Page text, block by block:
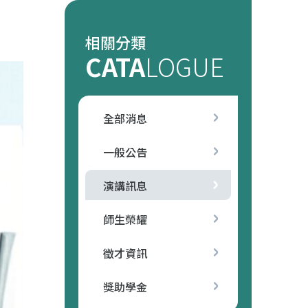
相關分類
CATALOGUE
全部消息
一般公告
演講訊息
師生榮耀
徵才資訊
獎助學金